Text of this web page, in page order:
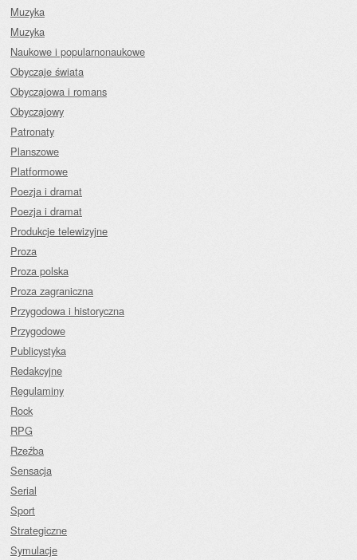
Muzyka
Muzyka
Naukowe i popularnonaukowe
Obyczaje świata
Obyczajowa i romans
Obyczajowy
Patronaty
Planszowe
Platformowe
Poezja i dramat
Poezja i dramat
Produkcje telewizyjne
Proza
Proza polska
Proza zagraniczna
Przygodowa i historyczna
Przygodowe
Publicystyka
Redakcyjne
Regulaminy
Rock
RPG
Rzeźba
Sensacja
Serial
Sport
Strategiczne
Symulacje